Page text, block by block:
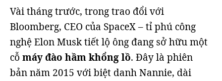
Vài tháng trước, trong trao đổi với
Bloomberg, CEO của SpaceX – tỉ phú công
nghệ Elon Musk tiết lộ ông đang sở hữu một
cỗ máy đào hầm khổng lồ. Đây là phiên
bản năm 2015 với biệt danh Nannie, dài